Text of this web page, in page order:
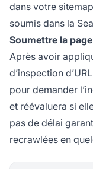
dans votre
soumis dans la
Soumettre la
Après avoir
d’inspection
pour demander
et réévaluera si
pas de délai
recrawlées en